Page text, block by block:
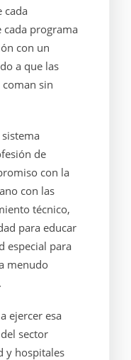
cada
programa
con un
a que las
sin
de
con la
con las
técnico,
para educar
especial para
menudo
ejercer esa
sector
y hospitales